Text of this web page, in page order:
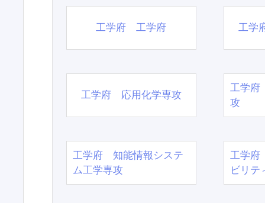
工学府 工学府 工学
工学府 応用化学専攻
工学府
攻
工学府 知能情報システ
ム工学専攻
工学府
ビリテ